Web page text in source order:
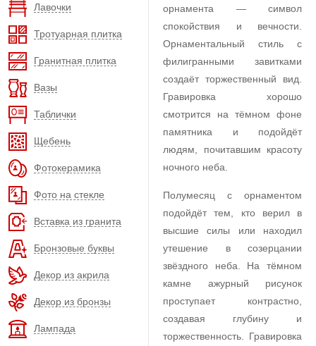
Лавочки
Тротуарная плитка
Гранитная плитка
Вазы
Таблички
Щебень
Фотокерамика
Фото на стекле
Вставка из гранита
Бронзовые буквы
Декор из акрила
Декор из бронзы
Лампада
орнамента — символ
спокойствия и вечности.
Орнаментальный стиль с
филигранными завитками
создаёт торжественный вид.
Гравировка хорошо
смотрится на тёмном фоне
памятника и подойдёт
людям, почитавшим красоту
ночного неба.
Полумесяц с орнаментом
подойдёт тем, кто верил в
высшие силы или находил
утешение в созерцании
звёздного неба. На тёмном
камне ажурный рисунок
проступает контрастно,
создавая глубину и
торжественность. Гравировка